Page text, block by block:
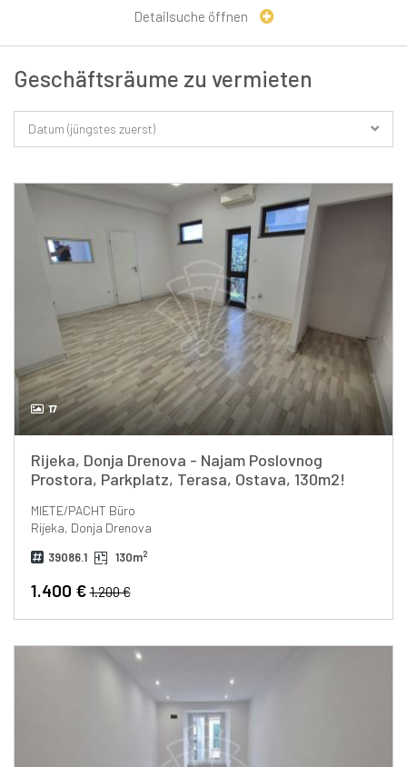
Detailsuche öffnen
Geschäftsräume zu vermieten
Datum (jüngstes zuerst)
17
Rijeka, Donja Drenova - Najam Poslovnog
Prostora, Parkplatz, Terasa, Ostava, 130m2!
MIETE/PACHT Büro
Rijeka, Donja Drenova
39086.1 130m2
1.400 €1.200 €